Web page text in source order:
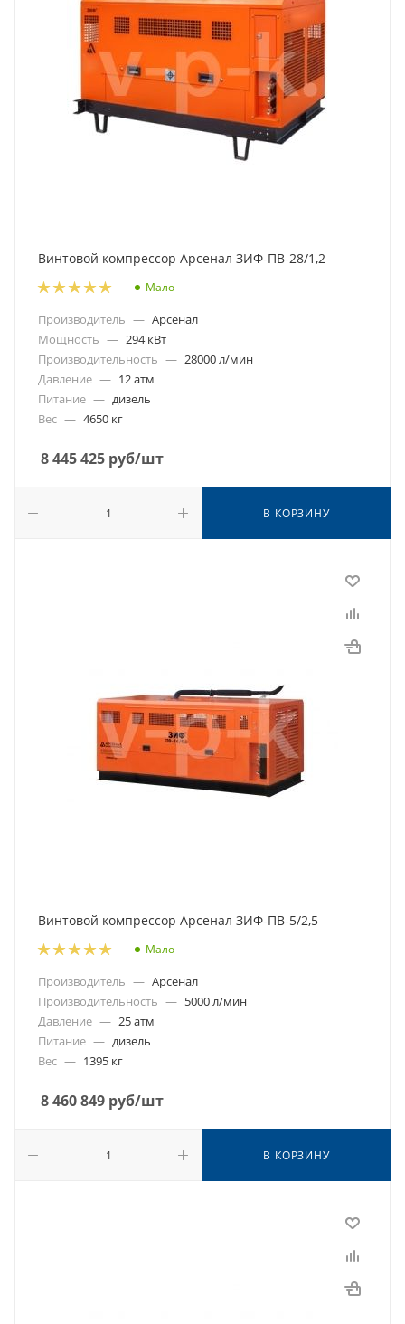
Винтовой компрессор Арсенал ЗИФ-ПВ-28/1,2
Мало
Производитель — Арсенал
Мощность — 294 кВт
Производительность — 28000 л/мин
Давление — 12 атм
Питание — дизель
Вес — 4650 кг
8 445 425 руб/шт
В КОРЗИНУ
Винтовой компрессор Арсенал ЗИФ-ПВ-5/2,5
Мало
Производитель — Арсенал
Производительность — 5000 л/мин
Давление — 25 атм
Питание — дизель
Вес — 1395 кг
8 460 849 руб/шт
В КОРЗИНУ